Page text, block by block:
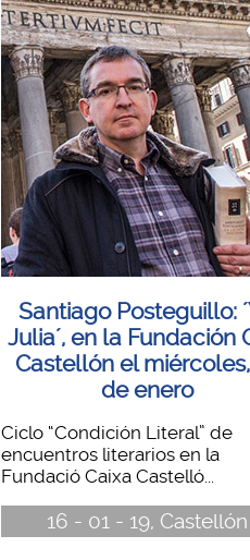
Santiago Posteguillo:
Julia´, en la Fundación
Castellón el
de enero
Ciclo “Condición Literal” de
encuentros literarios en la
Fundació Caixa Castelló...
16 - 01 - 19, Castellón